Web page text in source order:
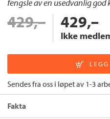
fengsle av en usedvanlig god
429,– 429,–
Ikke
Sendes fra oss i løpet av 1-3
Fakta